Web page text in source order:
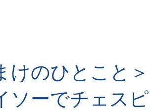
けのひとこと＞
ーでチェス